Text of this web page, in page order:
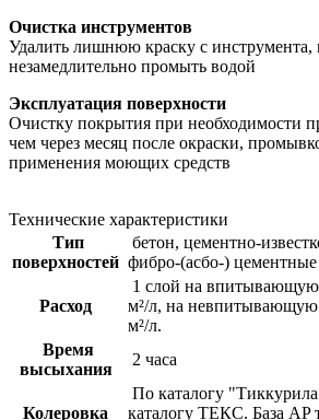
Очистка инструментов
Удалить лишнюю краску с инструмента,
незамедлительно промыть водой
Эксплуатация поверхности
Очистку покрытия при необходимости
чем через месяц после окраски,
применения моющих средств
Технические характеристики
Тип
поверхностей
бетон, цементно-
фибро-(асбо-)
Расход
1 слой на впитывающую
м²/л, на невпитывающую
м²/л.
Время
высыхания
2 часа
Колеровка
По каталогу
каталогу ТЕКС. База AP